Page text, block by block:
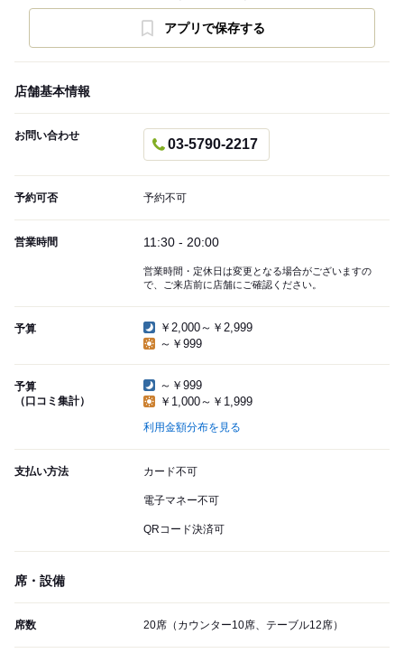
アプリで保存する
店舗基本情報
お問い合わせ
03-5790-2217
予約可否 予約不可
営業時間 11:30 - 20:00
営業時間・定休日は変更となる場合がございますの
で、ご来店前に店舗にご確認ください。
予算
￥2,000～￥2,999
～￥999
予算
（口コミ集計）
～￥999
￥1,000～￥1,999
利用金額分布を見る
支払い方法 カード不可
電子マネー不可
QRコード決済可
席・設備
席数 20席（カウンター10席、テーブル12席）